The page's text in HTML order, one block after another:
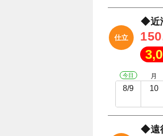
仕立
◆近
今日
8/9
月
10
◆遠